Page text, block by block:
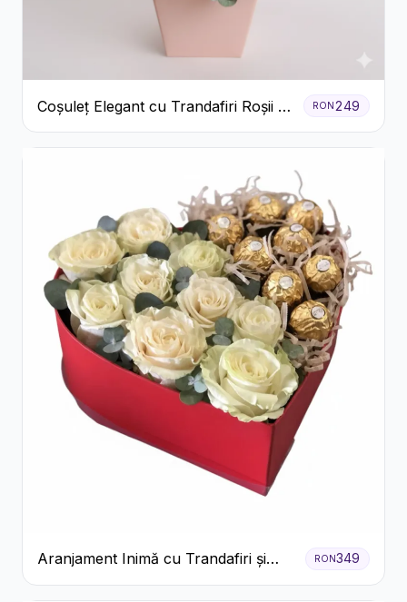
Coșuleț Elegant cu Trandafiri Roșii și
Lisianthus Alb
RON249
Aranjament Inimă cu Trandafiri și
Praline Ferrero
RON349